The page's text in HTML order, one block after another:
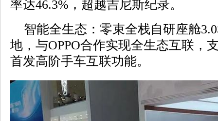
率达46.3%，超越吉尼斯纪录。
智能全生态：零束全栈自研座舱
地，与OPPO合作实现全生态互联，
首发高阶手车互联功能。